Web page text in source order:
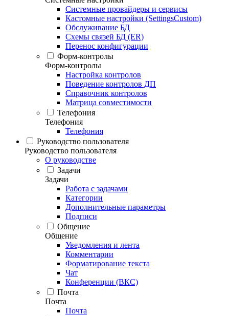
Системные провайдеры и сервисы
Кастомные настройки (SettingsCustom)
Обслуживание БД
Схемы связей БД (ER)
Перенос конфигурации
Форм-контролы
Форм-контролы
Настройка контролов
Поведение контролов ДП
Справочник контролов
Матрица совместимости
Телефония
Телефония
Телефония
Руководство пользователя
Руководство пользователя
О руководстве
Задачи
Задачи
Работа с задачами
Категории
Дополнительные параметры
Подписи
Общение
Общение
Уведомления и лента
Комментарии
Форматирование текста
Чат
Конференции (ВКС)
Почта
Почта
Почта